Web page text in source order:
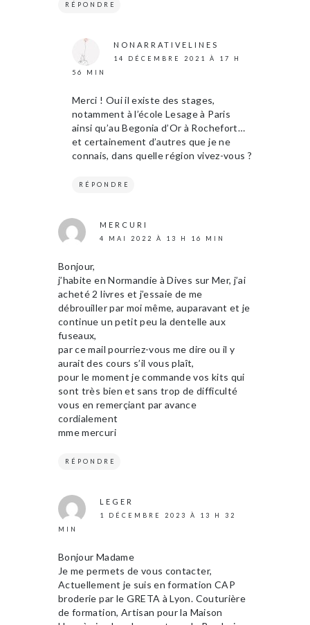
RÉPONDRE
NONARRATIVELINES
14 DÉCEMBRE 2021 À 17 H
56 MIN
Merci ! Oui il existe des stages,
notamment à l’école Lesage à Paris
ainsi qu’au Begonia d’Or à Rochefort…
et certainement d’autres que je ne
connais, dans quelle région vivez-vous ?
RÉPONDRE
MERCURI
4 MAI 2022 À 13 H 16 MIN
Bonjour,
j’habite en Normandie à Dives sur Mer, j’ai
acheté 2 livres et j’essaie de me
débrouiller par moi même, auparavant et je
continue un petit peu la dentelle aux
fuseaux,
par ce mail pourriez-vous me dire ou il y
aurait des cours s’il vous plaît,
pour le moment je commande vos kits qui
sont très bien et sans trop de difficulté
vous en remerçiant par avance
cordialement
mme mercuri
RÉPONDRE
LEGER
1 DÉCEMBRE 2023 À 13 H 32
MIN
Bonjour Madame
Je me permets de vous contacter,
Actuellement je suis en formation CAP
broderie par le GRETA à Lyon. Couturière
de formation, Artisan pour la Maison